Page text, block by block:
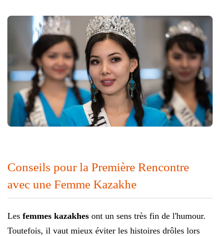
Conseils pour la Première Rencontre
avec une Femme Kazakhe
Les femmes kazakhes ont un sens très fin de l'humour.
Toutefois, il vaut mieux éviter les histoires drôles lors